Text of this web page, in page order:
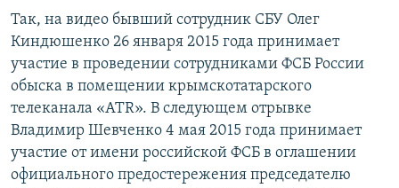
Так, на видео бывший сотрудник СБУ Олег
Киндюшенко 26 января 2015 года принимает
участие в проведении сотрудниками ФСБ России
обыска в помещении крымскотатарского
телеканала «ATR». В следующем отрывке
Владимир Шевченко 4 мая 2015 года принимает
участие от имени российской ФСБ в оглашении
официального предостережения председателю